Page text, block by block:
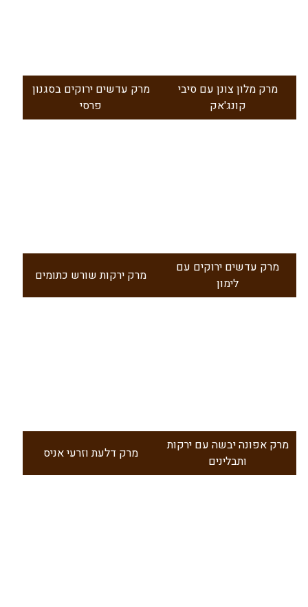
מרק מלון צונן עם סיבי
קונג'אק
מרק עדשים ירוקים בסגנון
פרסי
מרק עדשים ירוקים עם
לימון
מרק ירקות שורש כתומים
מרק אפונה יבשה עם ירקות
ותבלינים
מרק דלעת וזרעי אניס